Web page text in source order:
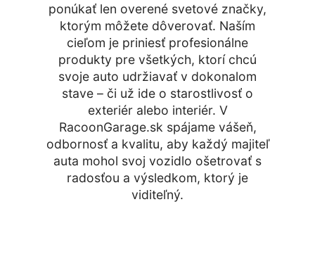
ponúkať len overené svetové značky,
ktorým môžete dôverovať. Naším
cieľom je priniesť profesionálne
produkty pre všetkých, ktorí chcú
svoje auto udržiavať v dokonalom
stave – či už ide o starostlivosť o
exteriér alebo interiér. V
RacoonGarage.sk spájame vášeň,
odbornosť a kvalitu, aby každý majiteľ
auta mohol svoj vozidlo ošetrovať s
radosťou a výsledkom, ktorý je
viditeľný.